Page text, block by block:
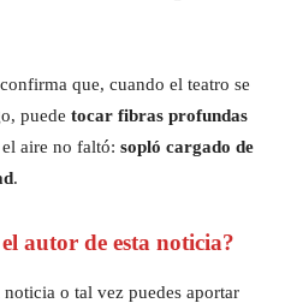
que, cuando el teatro se
puede tocar fibras profundas
aire no faltó: sopló cargado de
.
autor de esta noticia?
o tal vez puedes aportar